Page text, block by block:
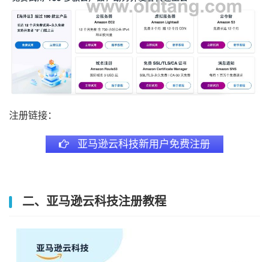
注册链接：
亚马逊云科技新用户免费注册
二、亚马逊云科技注册教程